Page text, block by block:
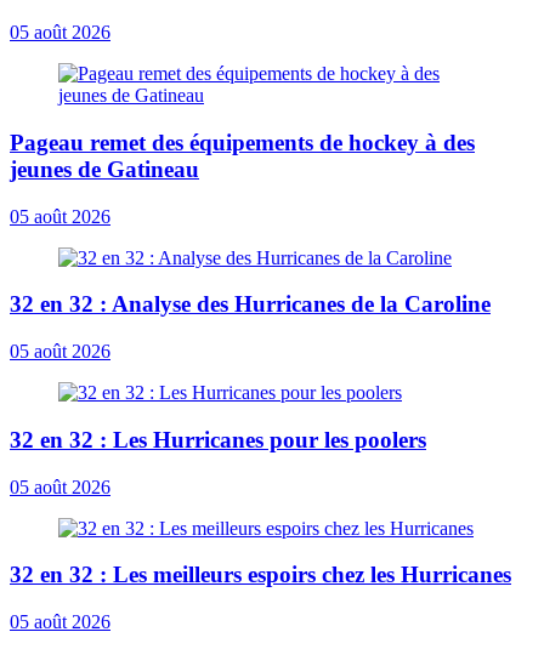
05 août 2026
Pageau remet des équipements de hockey à des
jeunes de Gatineau
05 août 2026
32 en 32 : Analyse des Hurricanes de la Caroline
05 août 2026
32 en 32 : Les Hurricanes pour les poolers
05 août 2026
32 en 32 : Les meilleurs espoirs chez les Hurricanes
05 août 2026